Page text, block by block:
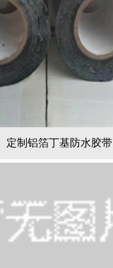
定制铝箔丁基防水胶带